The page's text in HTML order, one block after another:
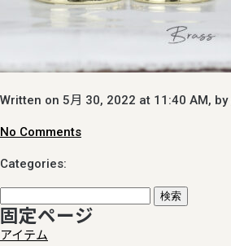
Written on 5月 30, 2022 at 11:40 AM, by
No Comments
Categories:
索:
固定ページ
アイテム